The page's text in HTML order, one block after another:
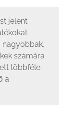
jelent
nagyobbak,
számára
többféle
a